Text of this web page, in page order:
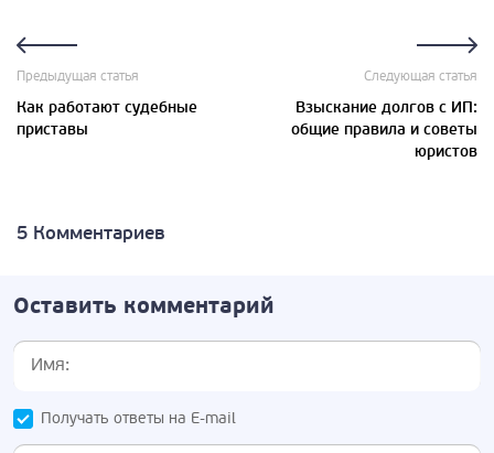
Предыдущая статья
Как работают судебные
приставы
Следующая статья
Взыскание долгов с ИП:
общие правила и советы
юристов
5 Комментариев
Оставить комментарий
Получать ответы на E-mail